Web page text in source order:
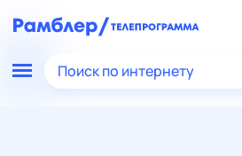
Поиск по интернету